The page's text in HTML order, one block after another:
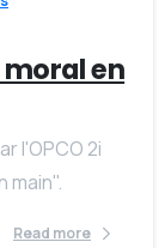
en
l'OPCO 2i
main".
Read more